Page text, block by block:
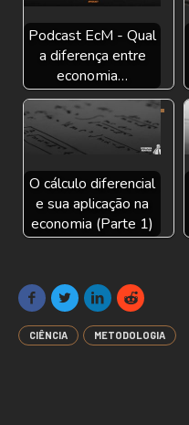
Podcast EcM - Qual
a diferença entre
economia…
O cálculo diferencial
e sua aplicação na
economia (Parte 1)
CIÊNCIA METODOLOGIA